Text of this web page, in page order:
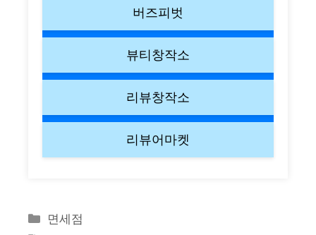
버즈피벗
뷰티창작소
리뷰창작소
리뷰어마켓
Categories
면세점